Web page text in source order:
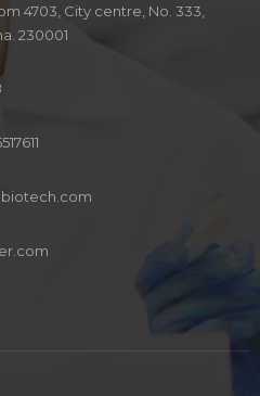
4703, City centre, No. 333,
230001